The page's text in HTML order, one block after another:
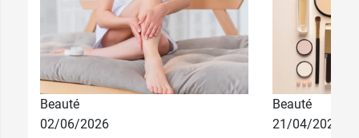
Beauté
02/06/2026
Beauté
21/04/2026